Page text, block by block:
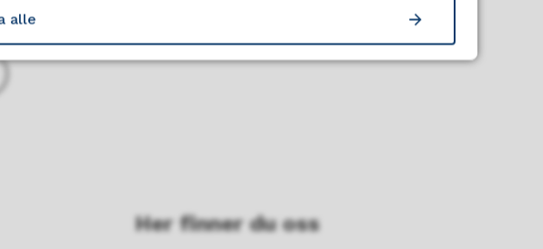
Her finner du oss
alle